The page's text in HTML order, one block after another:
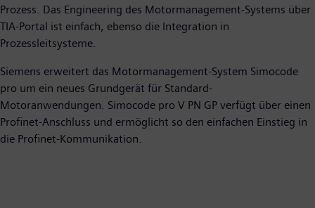
Prozess. Das Engineering des Motormanagement-Systems über
TIA-Portal ist einfach, ebenso die Integration in
Prozessleitsysteme.
Siemens erweitert das Motormanagement-System Simocode
pro um ein neues Grundgerät für Standard-
Motoranwendungen. Simocode pro V PN GP verfügt über einen
Profinet-Anschluss und ermöglicht so den einfachen Einstieg in
die Profinet-Kommunikation.